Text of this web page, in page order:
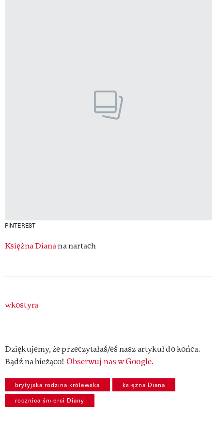
PINTEREST
Księżna Dianana nartach
Authors
wkostyra
Dziękujemy, że przeczytałaś/eś nasz artykuł do końca.
Bądź na bieżąco! Obserwuj nas w Google.
brytyjska rodzina królewska księżna Diana
rocznica śmierci Diany